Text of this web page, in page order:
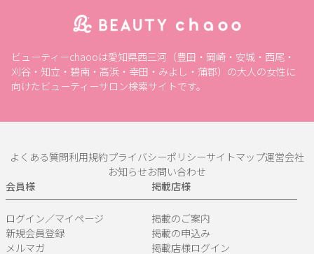
ビューティーchaooは愛知県西三河（豊田・岡崎・安城・西尾・
刈谷・知立・碧南・高浜・幸田・みよし・蒲郡）の大人の女性に
向けたビューティーサロン検索サイトです。
よくある質問利用規約プライバシーポリシーサイトマップ運営会社
お知らせお問い合わせ
会員様
ログイン／マイページ
新規会員登録
メルマガ
掲載店様
掲載のご案内
掲載の申込み
掲載店様ログイン